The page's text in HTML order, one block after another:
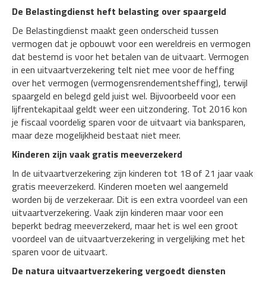
De Belastingdienst heft belasting over spaargeld
De Belastingdienst maakt geen onderscheid tussen
vermogen dat je opbouwt voor een wereldreis en vermogen
dat bestemd is voor het betalen van de uitvaart. Vermogen
in een uitvaartverzekering telt niet mee voor de heffing
over het vermogen (vermogensrendementsheffing), terwijl
spaargeld en belegd geld juist wel. Bijvoorbeeld voor een
lijfrentekapitaal geldt weer een uitzondering. Tot 2016 kon
je fiscaal voordelig sparen voor de uitvaart via banksparen,
maar deze mogelijkheid bestaat niet meer.
Kinderen zijn vaak gratis meeverzekerd
In de uitvaartverzekering zijn kinderen tot 18 of 21 jaar vaak
gratis meeverzekerd. Kinderen moeten wel aangemeld
worden bij de verzekeraar. Dit is een extra voordeel van een
uitvaartverzekering. Vaak zijn kinderen maar voor een
beperkt bedrag meeverzekerd, maar het is wel een groot
voordeel van de uitvaartverzekering in vergelijking met het
sparen voor de uitvaart.
De natura uitvaartverzekering vergoedt diensten